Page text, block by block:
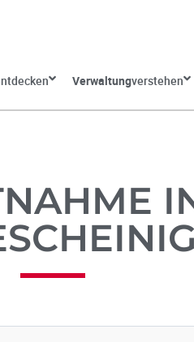
Verwaltungverstehen